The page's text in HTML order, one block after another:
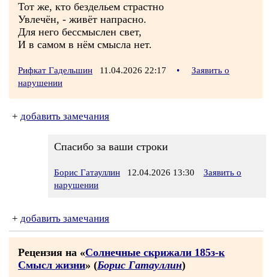
Тот же, кто бездельем страстно
Увлечён, - живёт напрасно.
Для него бессмыслен свет,
И в самом в нём смысла нет.
Рифкат Гадельшин 11.04.2026 22:17 •
Заявить о
нарушении
+ добавить замечания
Спасибо за ваши строки
Борис Гатауллин 12.04.2026 13:30
Заявить о
нарушении
+ добавить замечания
Рецензия на «Солнечные скрижали 185з-к
Смысл жизни» (Борис Гатауллин)